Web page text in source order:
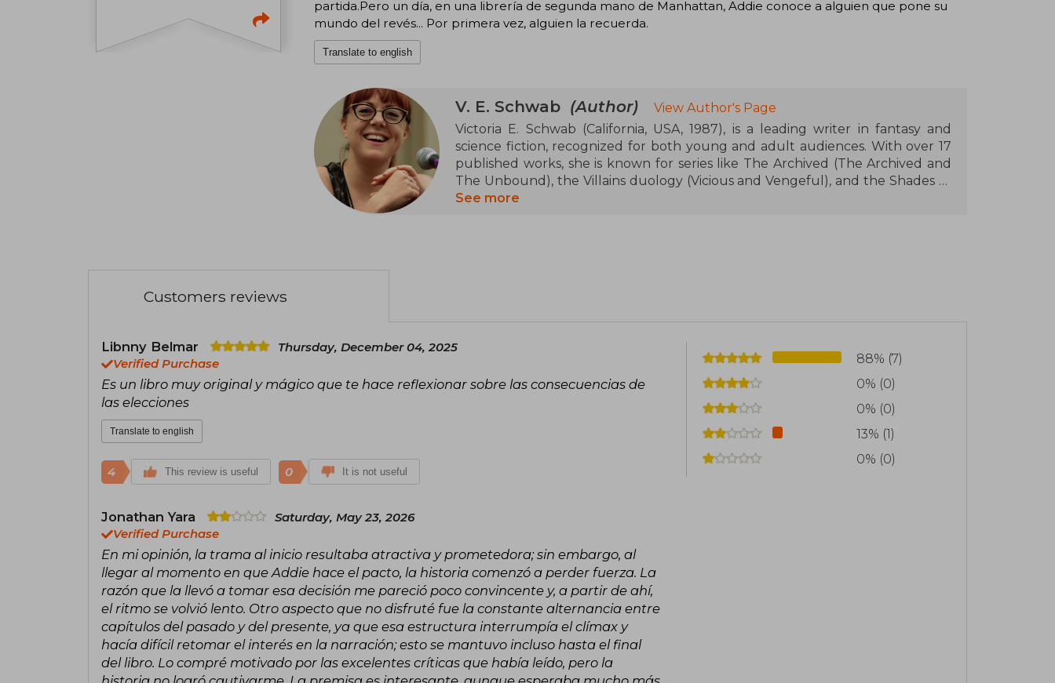
partida.Pero un día, en una librería de segunda mano de Manhattan, Addie conoce a alguien que pone su
mundo del revés... Por primera vez, alguien la recuerda.
Translate to english
V. E. Schwab (Author)
View Author's Page
Victoria E. Schwab (California, USA, 1987), is a leading writer in fantasy and
science fiction, recognized for both young and adult audiences. With over 17
published works, she is known for series like The Archived (The Archived and
The Unbound), the Villains duology (Vicious and Vengeful), and the Shades of
Magic trilogy (A Darker Shade of Magic, A Gathering of Shadows, and A
fantasy and science fiction for young adults. Her works have been translated
establishing her as a key voice in contemporary fantasy literature.
See more
Customers reviews
Libnny Belmar
Thursday, December 04, 2025
Verified Purchase
Es un libro muy original y mágico que te hace reflexionar sobre las consecuencias de
las elecciones
Translate to english
4 This review is useful 0 It is not useful
Jonathan Yara
Saturday, May 23, 2026
Verified Purchase
En mi opinión, la trama al inicio resultaba atractiva y prometedora; sin embargo, al
llegar al momento en que Addie hace el pacto, la historia comenzó a perder fuerza. La
razón que la llevó a tomar esa decisión me pareció poco convincente y, a partir de ahí,
el ritmo se volvió lento. Otro aspecto que no disfruté fue la constante alternancia entre
capítulos del pasado y del presente, ya que esa estructura interrumpía el clímax y
hacía difícil retomar el interés en la narración; esto se mantuvo incluso hasta el final
del libro. Lo compré motivado por las excelentes críticas que había leído, pero la
88% (7)
0% (0)
0% (0)
13% (1)
0% (0)